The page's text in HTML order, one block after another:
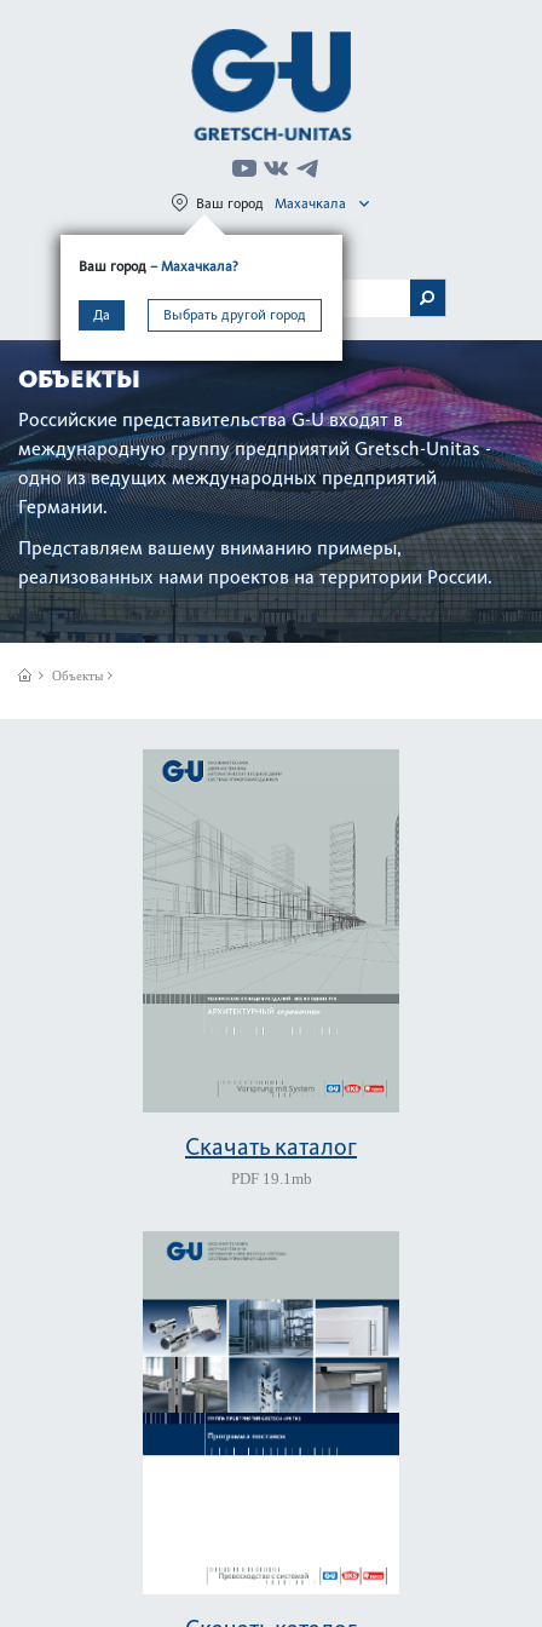
Ваш город – Махачкала?
Да Выбрать другой город
Ваш город Махачкала
МЕНЮ
ОБЪЕКТЫ
Российские представительства G-U входят в
международную группу предприятий Gretsch-Unitas -
одно из ведущих международных предприятий
Германии.
Представляем вашему вниманию примеры,
реализованных нами проектов на территории России.
Объекты
Скачать каталог
PDF 19.1mb